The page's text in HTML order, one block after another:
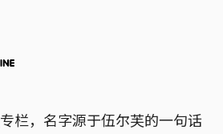
专栏，名字源于伍尔芙的一句话